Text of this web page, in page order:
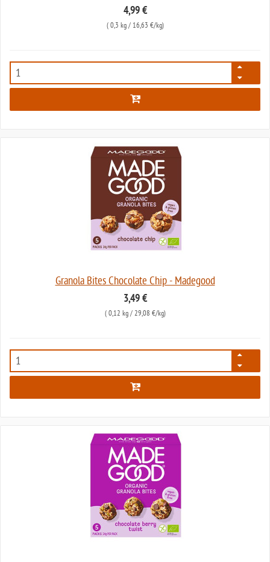
4,99 €
( 0,3 kg/ 16,63 €/kg)
7503
Granola Bites Chocolate Chip - Madegood
3,49 €
( 0,12 kg/ 29,08 €/kg)
7866